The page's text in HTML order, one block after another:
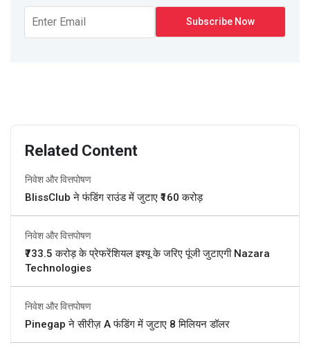
Related Content
निवेश और वित्तपोषण
BlissClub ने फंडिंग राउंड में जुटाए ₹160 करोड़
निवेश और वित्तपोषण
₹733.5 करोड़ के प्रेफरेंशियल इश्यू के जरिए पूंजी जुटाएगी Nazara
Technologies
निवेश और वित्तपोषण
Pinegap ने सीरीज़ A फंडिंग में जुटाए 8 मिलियन डॉलर